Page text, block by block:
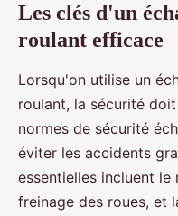
Les clés d'un
roulant efficace
Lorsqu'on utilise un
roulant, la sécurité
normes de sécurité
éviter les accidents
essentielles incluent
freinage des roues, et